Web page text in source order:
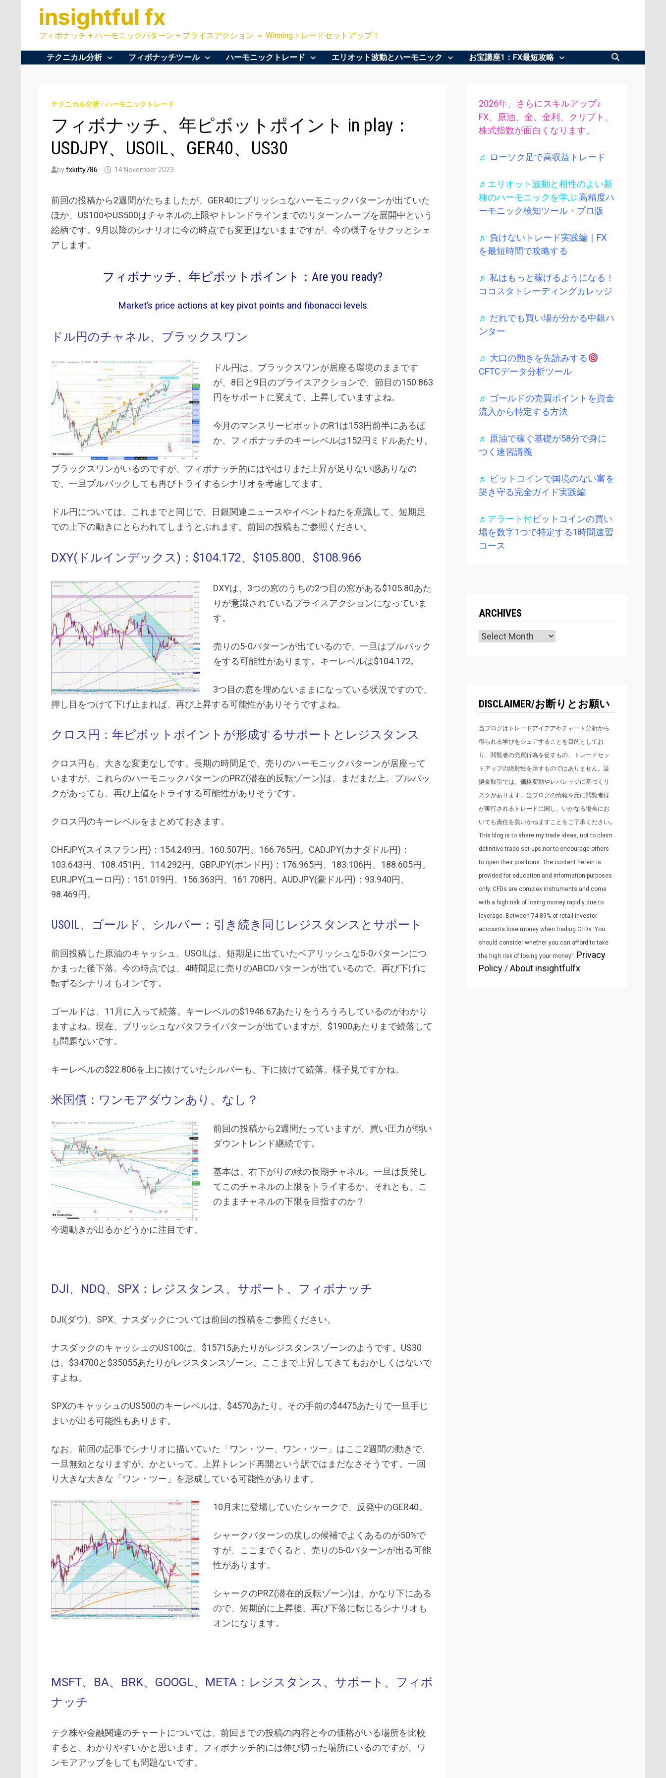
content
insightful fx
フィボナッチ + ハーモニックパターン + プライスアクション ＝ Winningトレードセットアップ！
テクニカル分析 フィボナッチツール ハーモニックトレード エリオット波動とハーモニック お宝講座1：FX最短攻略
テクニカル分析/ハーモニックトレード
フィボナッチ、年ピボットポイント in play：
USDJPY、USOIL、GER40、US30
byfxkitty786 14 November 2023
前回の投稿から2週間がたちましたが、GER40にブリッシュなハーモニックパターンが出ていた
ほか、US100やUS500はチャネルの上限やトレンドラインまでのリターンムーブを展開中という
絵柄です。9月以降のシナリオに今の時点でも変更はないままですが、今の様子をサクッとシェ
アします。
フィボナッチ、年ピボットポイント：Are you ready?
Market’s price actions at key pivot points and fibonacci levels
ドル円のチャネル、ブラックスワン
ドル円は、ブラックスワンが居座る環境のままです
が、8日と9日のプライスアクションで、節目の150.863
円をサポートに変えて、上昇していますよね。
今月のマンスリーピボットのR1は153円前半にあるほ
か、フィボナッチのキーレベルは152円ミドルあたり。
ブラックスワンがいるのですが、フィボナッチ的にはやはりまだ上昇が足りない感ありなの
で、一旦プルバックしても再びトライするシナリオを考慮してます。
ドル円については、これまでと同じで、日銀関連ニュースやイベントねたを意識して、短期足
での上下の動きにとらわれてしまうとぶれます。前回の投稿もご参照ください。
DXY(ドルインデックス)：$104.172、$105.800、$108.966
DXYは、3つの窓のうちの2つ目の窓がある$105.80あた
りが意識されているプライスアクションになっていま
す。
売りの5-0パターンが出ているので、一旦はプルバック
をする可能性があります。キーレベルは$104.172。
3つ目の窓を埋めないままになっている状況ですので、
押し目をつけて下げ止まれば、再び上昇する可能性がありそうですよね。
クロス円：年ピボットポイントが形成するサポートとレジスタンス
クロス円も、大きな変更なしです。長期の時間足で、売りのハーモニックパターンが居座って
いますが、これらのハーモニックパターンのPRZ(潜在的反転ゾーン)は、まだまだ上。プルバッ
クがあっても、再び上値をトライする可能性がありそうです。
クロス円のキーレベルをまとめておきます。
CHFJPY(スイスフラン円)：154.249円、160.507円、166.765円。 CADJPY(カナダドル円)：
103.643円、108.451円、114.292円。GBPJPY(ポンド円)：176.965円、183.106円、188.605円。
EURJPY(ユーロ円)：151.019円、156.363円、161.708円。AUDJPY(豪ドル円)：93.940円、
98.469円。
USOIL、ゴールド、シルバー：引き続き同じレジスタンスとサポート
前回投稿した原油のキャッシュ、USOILは、短期足に出ていたベアリッシュな5-0パターンにつ
かまった後下落。今の時点では、4時間足に売りのABCDパターンが出ているので、再び下げに
転ずるシナリオもオンです。
ゴールドは、11月に入って続落。キーレベルの$1946.67あたりをうろうろしているのがわかり
ますよね。現在、ブリッシュなバタフライパターンが出ていますが、$1900あたりまで続落して
も問題ないです。
キーレベルの$22.806を上に抜けていたシルバーも、下に抜けて続落。様子見ですかね。
米国債：ワンモアダウンあり、なし？
前回の投稿から2週間たっていますが、買い圧力が弱い
ダウントレンド継続です。
基本は、右下がりの緑の長期チャネル。一旦は反発し
てこのチャネルの上限をトライするか、それとも、こ
のままチャネルの下限を目指すのか？
今週動きが出るかどうかに注目です。
DJI、NDQ、SPX：レジスタンス、サポート、フィボナッチ
DJI(ダウ)、SPX、ナスダックについては前回の投稿をご参照ください。
ナスダックのキャッシュのUS100は、$15715あたりがレジスタンスゾーンのようです。US30
は、$34700と$35055あたりがレジスタンスゾーン。ここまで上昇してきてもおかしくはないで
すよね。
SPXのキャッシュのUS500のキーレベルは、$4570あたり。その手前の$4475あたりで一旦手じ
まいが出る可能性もあります。
なお、前回の記事でシナリオに描いていた「ワン・ツー、ワン・ツー」はここ2週間の動きで、
一旦無効となりますが、かといって、上昇トレンド再開という訳ではまだなさそうです。一回
り大きな大きな「ワン・ツー」を形成している可能性があります。
10月末に登場していたシャークで、反発中のGER40。
シャークパターンの戻しの候補でよくあるのが50%で
すが、ここまでくると、売りの5-0パターンが出る可能
性があります。
シャークのPRZ(潜在的反転ゾーン)は、かなり下にある
ので、短期的に上昇後、再び下落に転じるシナリオも
オンになります。
MSFT、BA、BRK、GOOGL、META： レジスタンス、サポート、フィボ
ナッチ
テク株や金融関連のチャートについては、前回までの投稿の内容と今の価格がいる場所を比較
すると、わかりやすいかと思います。フィボナッチ的には伸び切った場所にいるのですが、ワ
ンモアアップをしても問題ないです。
2026年、さらにスキルアップ♪
FX、原油、金、金利、クリプト、
株式指数が面白くなります。
♬ ローソク足で高収益トレード
♬エリオット波動と相性のよい新
種のハーモニックを学ぶ 高精度ハ
ーモニック検知ツール・プロ版
♬ 負けないトレード実践編｜FX
を最短時間で攻略する
♬ 私はもっと稼げるようになる！
ココスタトレーディングカレッジ
♬ だれでも買い場が分かる中銀ハ
ンター
♬ 大口の動きを先読みする
CFTCデータ分析ツール
♬ ゴールドの売買ポイントを資金
流入から特定する方法
♬ 原油で稼ぐ基礎が58分で身に
つく速習講義
♬
ビットコインで国境のない富を
築き守る完全ガイド実践編
♬アラート付ビットコインの買い
場を数字1つで特定する1時間速習
コース
ARCHIVES
Archives
DISCLAIMER/お断りとお願い
当ブログはトレードアイデアやチャート分析から
得られる学びをシェアすることを目的としてお
り、閲覧者の売買行為を促すもの、トレードセッ
トアップの絶対性を示すものではありません。証
拠金取引では、価格変動やレバレッジに基づくリ
スクがあります。当ブログの情報を元に閲覧者様
が実行されるトレードに関し、いかなる場合にお
いても責任を負いかねますことをご了承ください｡
This blog is to share my trade ideas, not to claim
definitive trade set-ups nor to encourage others
to open their positions. The content herein is
provided for education and information purposes
only. CFDs are complex instruments and come
with a high risk of losing money rapidly due to
leverage. Between 74-89% of retail investor
accounts lose money when trading CFDs. You
should consider whether you can afford to take
the high risk of losing your money”. Privacy
Policy /About insightfulfx